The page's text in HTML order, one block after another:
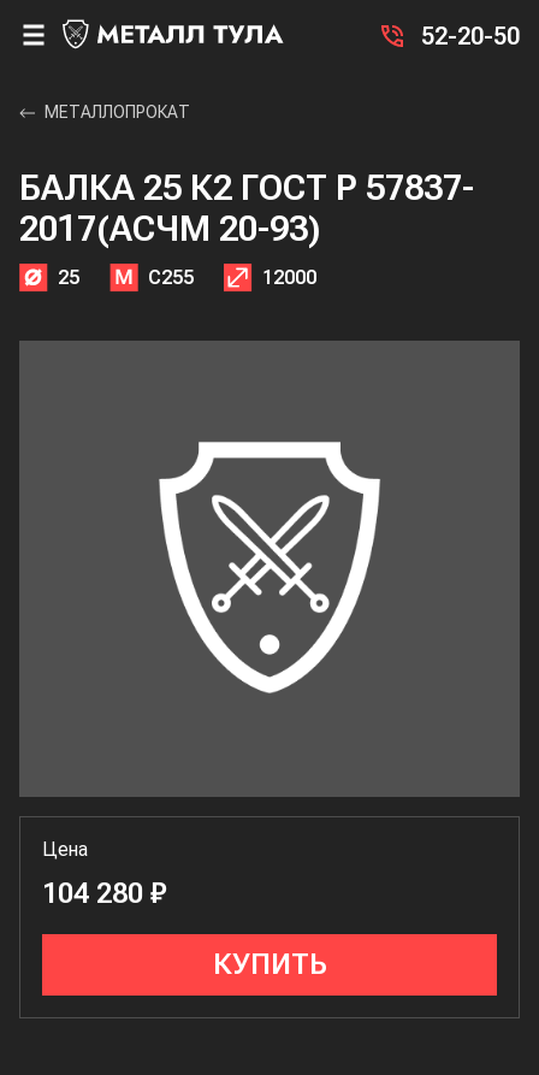
52-20-50
МЕТАЛЛОПРОКАТ
БАЛКА 25 К2 ГОСТ Р 57837-
2017(АСЧМ 20-93)
25 С255 12000
Цена
104 280 ₽
КУПИТЬ